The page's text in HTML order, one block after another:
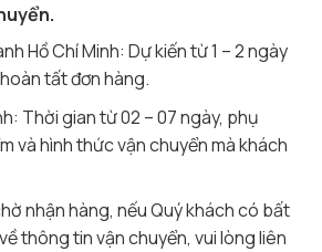
Hồ Chí Minh: Dự kiến từ 1 – 2 ngày
tất đơn hàng.
Thời gian từ 02 – 07 ngày, phụ
và hình thức vận chuyển mà khách
nhận hàng, nếu Quý khách có bất
thông tin vận chuyển, vui lòng liên